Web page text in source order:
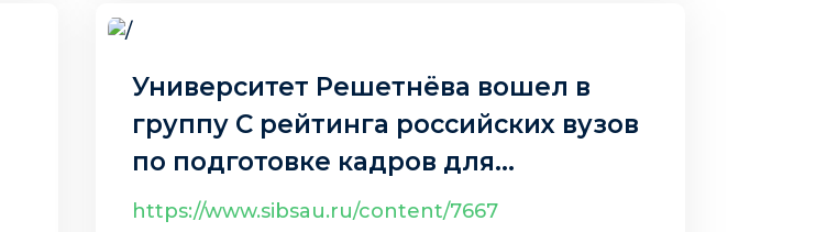
Университет Решетнёва вошел в
группу С рейтинга российских вузов
по подготовке кадров для
искусственного интеллекта
https://www.sibsau.ru/content/7667